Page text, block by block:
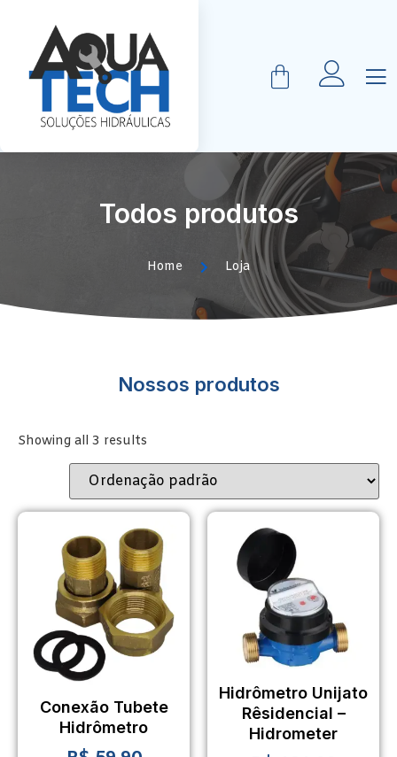
Todos produtos
Home Loja
Nossos produtos
Showing all 3 results
Conexão Tubete
Hidrômetro
Hidrômetro Unijato
Rêsidencial –
Hidrometer